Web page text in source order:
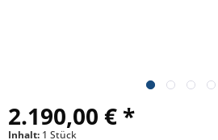
2.190,00 € *
Inhalt: 1 Stück